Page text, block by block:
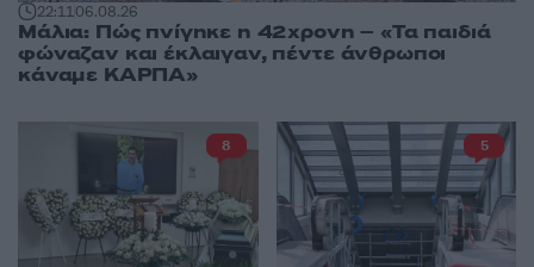
22:1106.08.26
Μάλια: Πώς πνίγηκε η 42χρονη – «Τα παιδιά
φώναζαν και έκλαιγαν, πέντε άνθρωποι
κάναμε ΚΑΡΠΑ»
8 5